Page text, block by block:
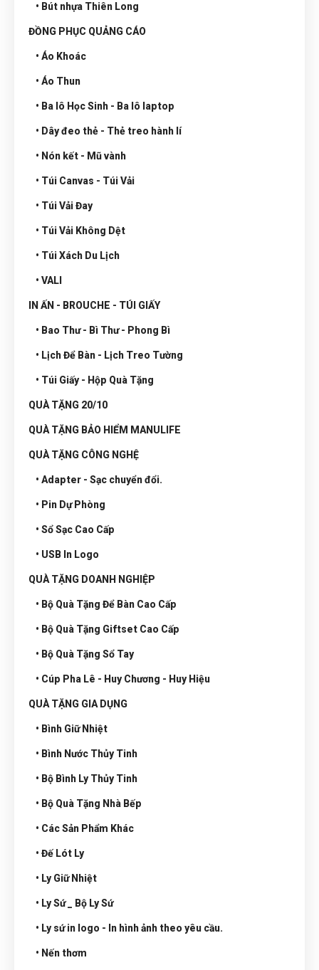
• Bút nhựa Thiên Long
ĐỒNG PHỤC QUẢNG CÁO
• Áo Khoác
• Áo Thun
• Ba lô Học Sinh - Ba lô laptop
• Dây đeo thẻ - Thẻ treo hành lí
• Nón kết - Mũ vành
• Túi Canvas - Túi Vải
• Túi Vải Đay
• Túi Vải Không Dệt
• Túi Xách Du Lịch
• VALI
IN ẤN - BROUCHE - TÚI GIẤY
• Bao Thư - Bì Thư - Phong Bì
• Lịch Để Bàn - Lịch Treo Tường
• Túi Giấy - Hộp Quà Tặng
QUÀ TẶNG 20/10
QUÀ TẶNG BẢO HIỂM MANULIFE
QUÀ TẶNG CÔNG NGHỆ
• Adapter - Sạc chuyển đổi.
• Pin Dự Phòng
• Sổ Sạc Cao Cấp
• USB In Logo
QUÀ TẶNG DOANH NGHIỆP
• Bộ Quà Tặng Để Bàn Cao Cấp
• Bộ Quà Tặng Giftset Cao Cấp
• Bộ Quà Tặng Sổ Tay
• Cúp Pha Lê - Huy Chương - Huy Hiệu
QUÀ TẶNG GIA DỤNG
• Bình Giữ Nhiệt
• Bình Nước Thủy Tinh
• Bộ Bình Ly Thủy Tinh
• Bộ Quà Tặng Nhà Bếp
• Các Sản Phẩm Khác
• Đế Lót Ly
• Ly Giữ Nhiệt
• Ly Sứ _ Bộ Ly Sứ
• Ly sứ in logo - In hình ảnh theo yêu cầu.
• Nến thơm